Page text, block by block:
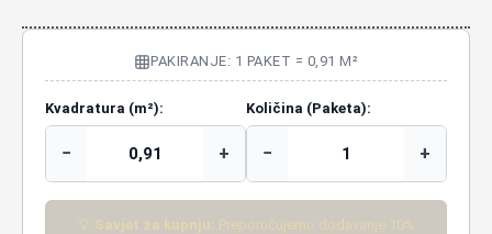
PAKIRANJE: 1 PAKET = 0,91 M²
Kvadratura (m²):
− +
Količina (Paketa):
− +
💡 Savjet za kupnju: Preporučujemo dodavanje 10%